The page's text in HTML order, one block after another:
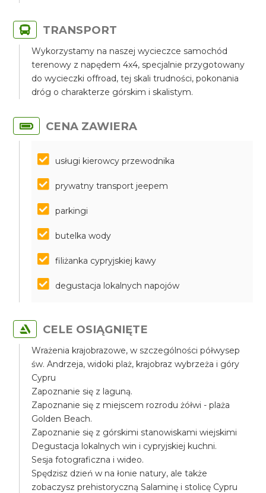
TRANSPORT
Wykorzystamy na naszej wycieczce samochód
terenowy z napędem 4x4, specjalnie przygotowany
do wycieczki offroad, tej skali trudności, pokonania
dróg o charakterze górskim i skalistym.
CENA ZAWIERA
usługi kierowcy przewodnika
prywatny transport jeepem
parkingi
butelka wody
filiżanka cypryjskiej kawy
degustacja lokalnych napojów
CELE OSIĄGNIĘTE
Wrażenia krajobrazowe, w szczególności półwysep
św. Andrzeja, widoki plaż, krajobraz wybrzeża i góry
Cypru
Zapoznanie się z laguną.
Zapoznanie się z miejscem rozrodu żółwi - plaża
Golden Beach.
Zapoznanie się z górskimi stanowiskami wiejskimi
Degustacja lokalnych win i cypryjskiej kuchni.
Sesja fotograficzna i wideo.
Spędzisz dzień w na łonie natury, ale także
zobaczysz prehistoryczną Salaminę i stolicę Cypru